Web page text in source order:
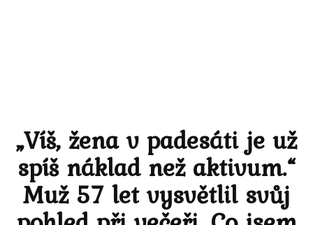
„Víš, žena v padesáti je už
spíš náklad než aktivum.“
Muž 57 let vysvětlil svůj